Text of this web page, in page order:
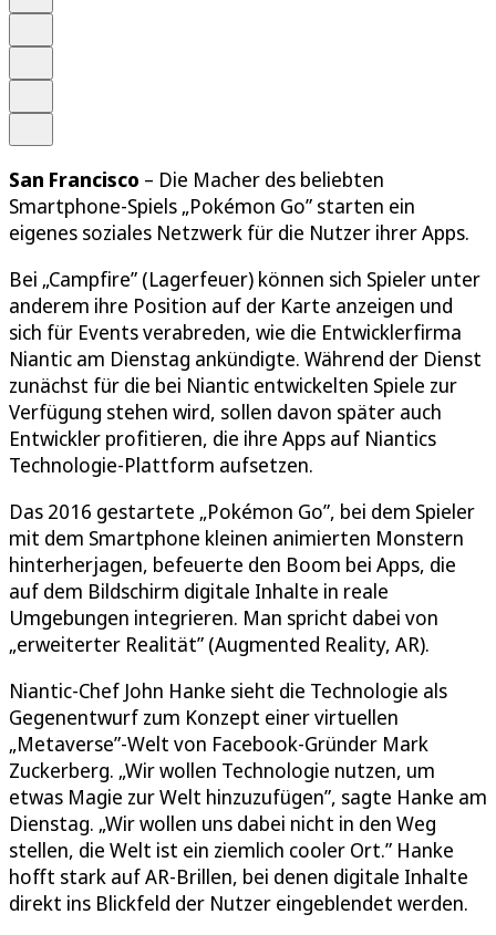
San Francisco – Die Macher des beliebten
Smartphone-Spiels „Pokémon Go” starten ein
eigenes soziales Netzwerk für die Nutzer ihrer Apps.
Bei „Campfire” (Lagerfeuer) können sich Spieler unter
anderem ihre Position auf der Karte anzeigen und
sich für Events verabreden, wie die Entwicklerfirma
Niantic am Dienstag ankündigte. Während der Dienst
zunächst für die bei Niantic entwickelten Spiele zur
Verfügung stehen wird, sollen davon später auch
Entwickler profitieren, die ihre Apps auf Niantics
Technologie-Plattform aufsetzen.
Das 2016 gestartete „Pokémon Go”, bei dem Spieler
mit dem Smartphone kleinen animierten Monstern
hinterherjagen, befeuerte den Boom bei Apps, die
auf dem Bildschirm digitale Inhalte in reale
Umgebungen integrieren. Man spricht dabei von
„erweiterter Realität” (Augmented Reality, AR).
Niantic-Chef John Hanke sieht die Technologie als
Gegenentwurf zum Konzept einer virtuellen
„Metaverse”-Welt von Facebook-Gründer Mark
Zuckerberg. „Wir wollen Technologie nutzen, um
etwas Magie zur Welt hinzuzufügen”, sagte Hanke am
Dienstag. „Wir wollen uns dabei nicht in den Weg
stellen, die Welt ist ein ziemlich cooler Ort.” Hanke
hofft stark auf AR-Brillen, bei denen digitale Inhalte
direkt ins Blickfeld der Nutzer eingeblendet werden.